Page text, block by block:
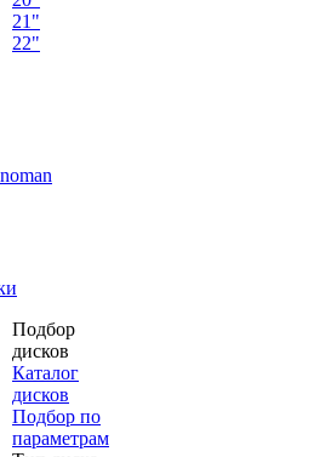
21"
22"
Подбор
дисков
Каталог
дисков
Подбор по
параметрам